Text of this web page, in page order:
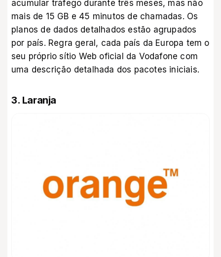
acumular tráfego durante três meses, mas não
mais de 15 GB e 45 minutos de chamadas. Os
planos de dados detalhados estão agrupados
por país. Regra geral, cada país da Europa tem o
seu próprio sítio Web oficial da Vodafone com
uma descrição detalhada dos pacotes iniciais.
3. Laranja